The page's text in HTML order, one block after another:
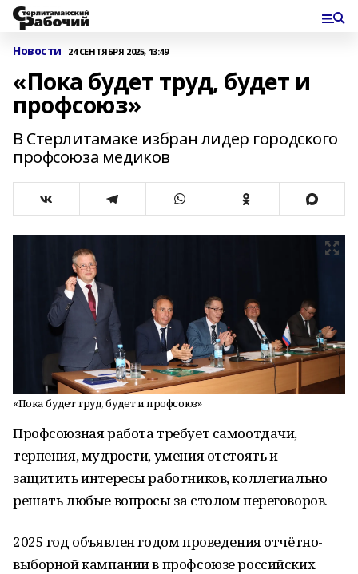
Новости 24 СЕНТЯБРЯ 2025, 13:49
«Пока будет труд, будет и
профсоюз»
В Стерлитамаке избран лидер городского
профсоюза медиков
«Пока будет труд, будет и профсоюз»
Профсоюзная работа требует самоотдачи,
терпения, мудрости, умения отстоять и
защитить интересы работников, коллегиально
решать любые вопросы за столом переговоров.
2025 год объявлен годом проведения отчётно-
выборной кампании в профсоюзе российских